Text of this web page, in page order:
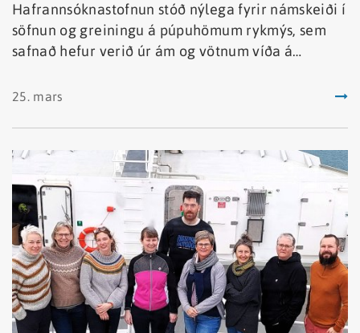
Hafrannsóknastofnun stóð nýlega fyrir námskeiði í
söfnun og greiningu á púpuhömum rykmýs, sem
safnað hefur verið úr ám og vötnum víða á
tegundir rykmýs væru þekktar hér á landi. Í
25. mars